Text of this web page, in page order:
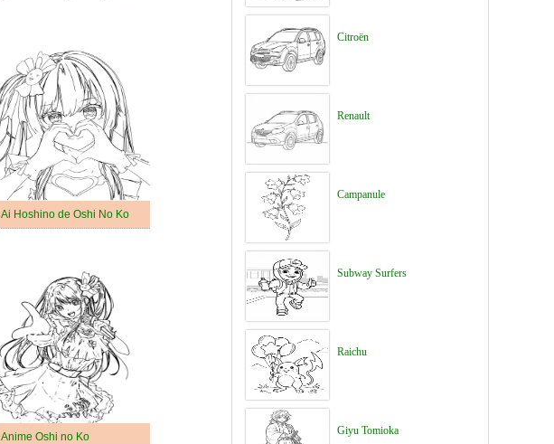
Ai Hoshino de Oshi No Ko
Anime Oshi no Ko
Citroën
Renault
Campanule
Subway Surfers
Raichu
Giyu Tomioka